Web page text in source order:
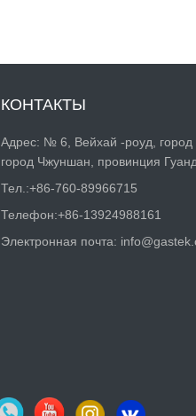
КОНТАКТЫ
Адрес: № 6, Вейхай -роуд, город
город Чжуншан, провинция
Тел.:+86-760-89966715
Телефон:+86-13924988161
Электронная почта: